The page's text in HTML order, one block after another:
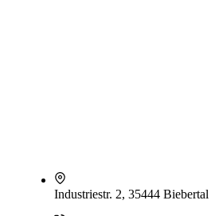
Industriestr. 2, 35444 Biebertal